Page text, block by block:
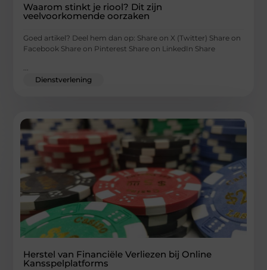
Waarom stinkt je riool? Dit zijn
veelvoorkomende oorzaken
Goed artikel? Deel hem dan op: Share on X (Twitter) Share on
Facebook Share on Pinterest Share on LinkedIn Share
...
Dienstverlening
Herstel van Financiële Verliezen bij Online
Kansspelplatforms